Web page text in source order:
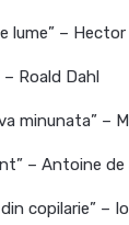
lume” –
– Roald Dahl
minunata” –
– Antoine
copilarie” –